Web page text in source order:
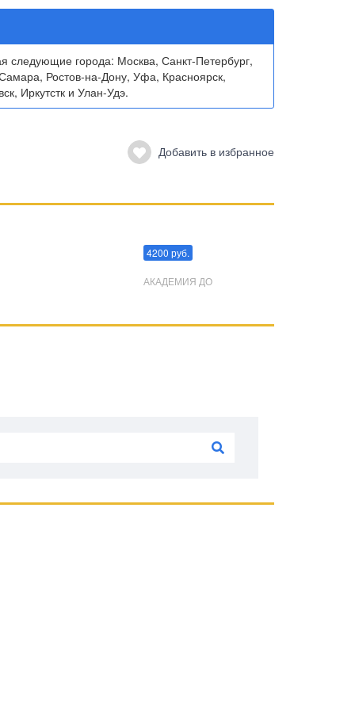
города: Москва, Санкт-Петербург,
Ростов-на-Дону, Уфа, Красноярск,
Иркутстк и Улан-Удэ.
Добавить в избранное
4200 руб.
АКАДЕМИЯ ДО